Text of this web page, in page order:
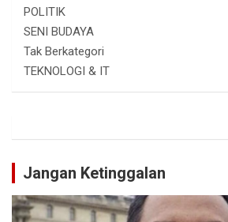
POLITIK
SENI BUDAYA
Tak Berkategori
TEKNOLOGI & IT
Jangan Ketinggalan